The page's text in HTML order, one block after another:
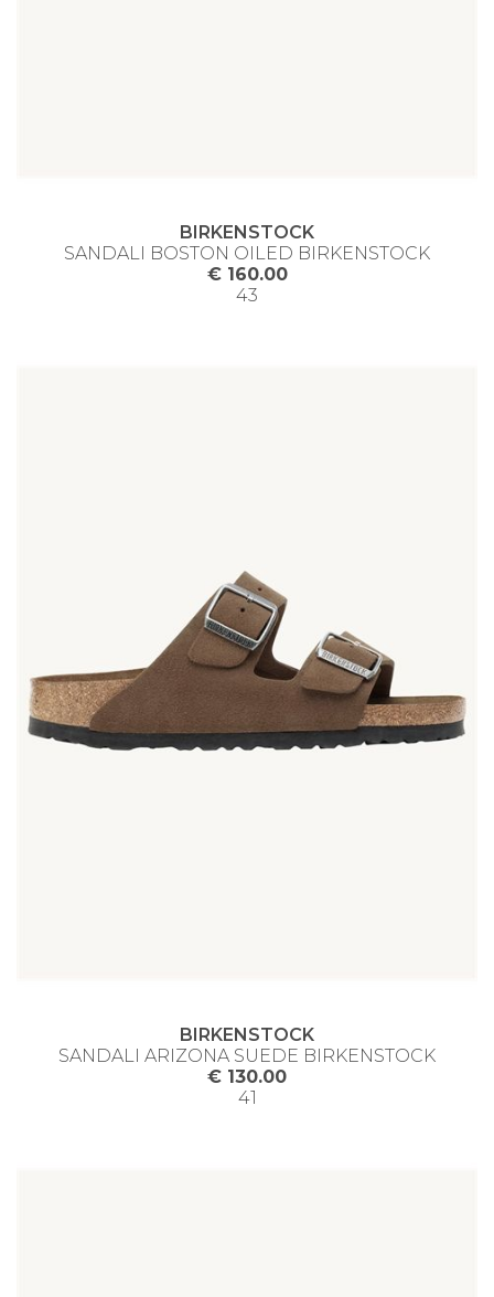
BIRKENSTOCK
SANDALI BOSTON OILED BIRKENSTOCK
€ 160.00
43
BIRKENSTOCK
SANDALI ARIZONA SUEDE BIRKENSTOCK
€ 130.00
41